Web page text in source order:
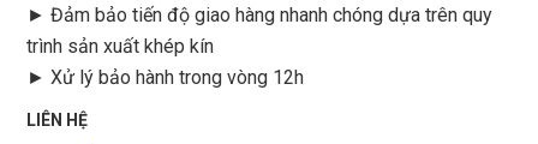
► Đảm bảo tiến độ giao hàng nhanh chóng dựa trên quy
trình sản xuất khép kín
► Xử lý bảo hành trong vòng 12h
LIÊN HỆ